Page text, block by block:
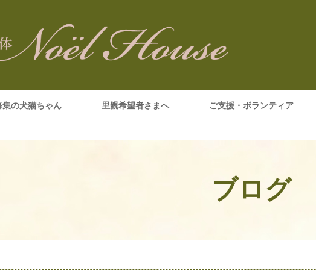
集の犬猫ちゃん 里親希望者さまへ ご支援・ボランティア
ブログ